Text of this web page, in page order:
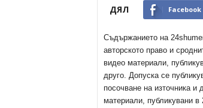
ДЯЛ Facebook
Съдържанието на
авторското право и
видео материали,
друго. Допуска се
посочване на източника
материали, публикувани